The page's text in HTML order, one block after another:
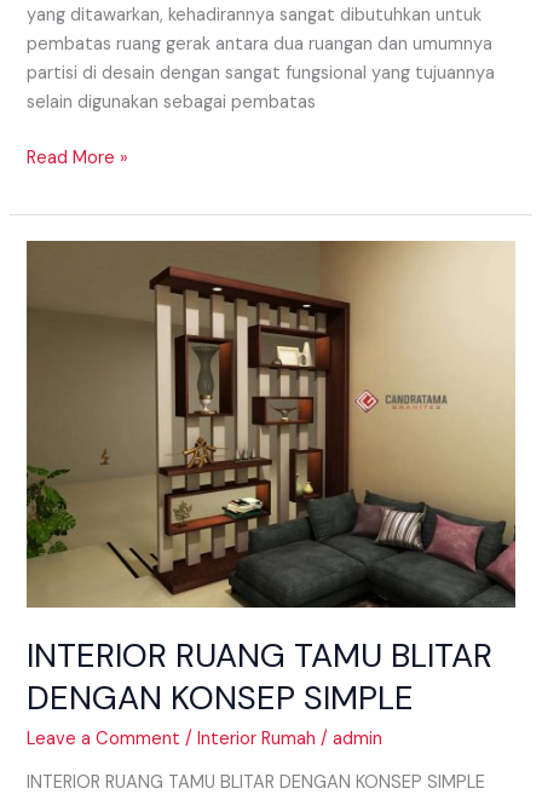
yang ditawarkan, kehadirannya sangat dibutuhkan untuk
pembatas ruang gerak antara dua ruangan dan umumnya
partisi di desain dengan sangat fungsional yang tujuannya
selain digunakan sebagai pembatas
Read More »
INTERIOR RUANG TAMU BLITAR
DENGAN KONSEP SIMPLE
Leave a Comment /Interior Rumah /admin
INTERIOR RUANG TAMU BLITAR DENGAN KONSEP SIMPLE